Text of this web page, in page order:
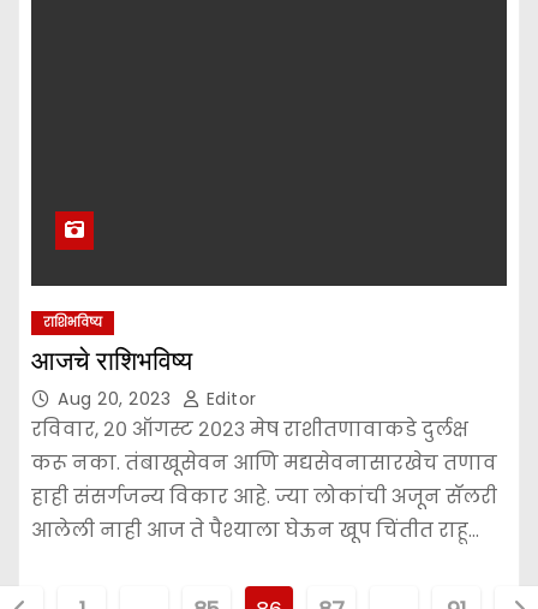
राशिभविष्य
आजचे राशिभविष्य
Aug 20, 2023 Editor
रविवार, २० ऑगस्ट २०२३ मेष राशीतणावाकडे दुर्लक्ष
करू नका. तंबाखूसेवन आणि मद्यसेवनासारखेच तणाव
हाही संसर्गजन्य विकार आहे. ज्या लोकांची अजून सॅलरी
आलेली नाही आज ते पैश्याला घेऊन खूप चिंतीत राहू…